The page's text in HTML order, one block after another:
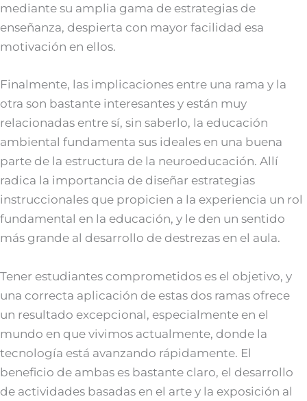
mediante su amplia gama de estrategias de
enseñanza, despierta con mayor facilidad esa
motivación en ellos.
Finalmente, las implicaciones entre una rama y la
otra son bastante interesantes y están muy
relacionadas entre sí, sin saberlo, la educación
ambiental fundamenta sus ideales en una buena
parte de la estructura de la neuroeducación. Allí
radica la importancia de diseñar estrategias
instruccionales que propicien a la experiencia un rol
fundamental en la educación, y le den un sentido
más grande al desarrollo de destrezas en el aula.
Tener estudiantes comprometidos es el objetivo, y
una correcta aplicación de estas dos ramas ofrece
un resultado excepcional, especialmente en el
mundo en que vivimos actualmente, donde la
tecnología está avanzando rápidamente. El
beneficio de ambas es bastante claro, el desarrollo
de actividades basadas en el arte y la exposición al